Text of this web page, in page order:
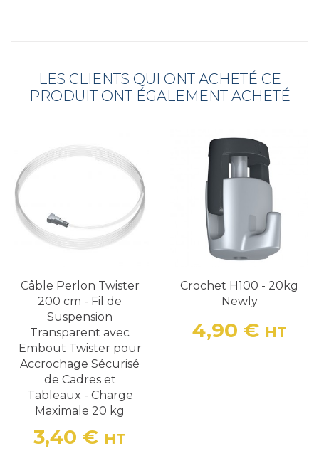
LES CLIENTS QUI ONT ACHETÉ CE
PRODUIT ONT ÉGALEMENT ACHETÉ
Câble Perlon Twister
200 cm - Fil de
Suspension
Transparent avec
Embout Twister pour
Accrochage Sécurisé
de Cadres et
Tableaux - Charge
Maximale 20 kg
Prix
3,40 € HT
Crochet H100 - 20kg
Newly
Prix
4,90 € HT